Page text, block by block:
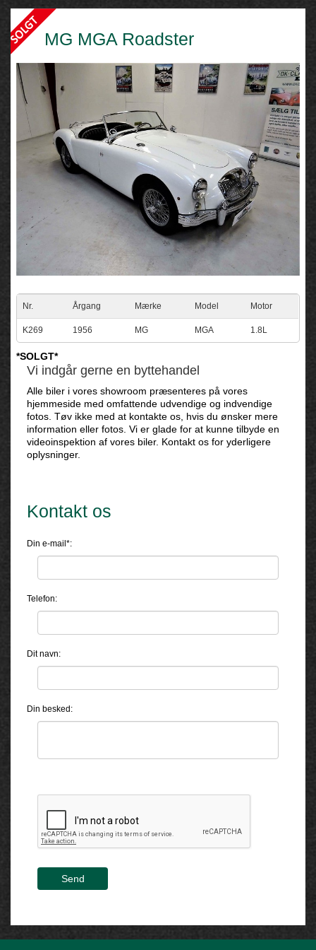
MG MGA Roadster
Nr. Årgang Mærke Model Motor
K269 1956 MG MGA 1.8L
*SOLGT*
Vi indgår gerne en byttehandel
Alle biler i vores showroom præsenteres på vores
hjemmeside med omfattende udvendige og indvendige
fotos. Tøv ikke med at kontakte os, hvis du ønsker mere
information eller fotos. Vi er glade for at kunne tilbyde en
videoinspektion af vores biler. Kontakt os for yderligere
oplysninger.
Kontakt os
Din e-mail*:
Telefon:
Dit navn:
Din besked:
Send